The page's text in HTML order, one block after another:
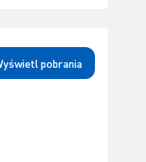
pobrania